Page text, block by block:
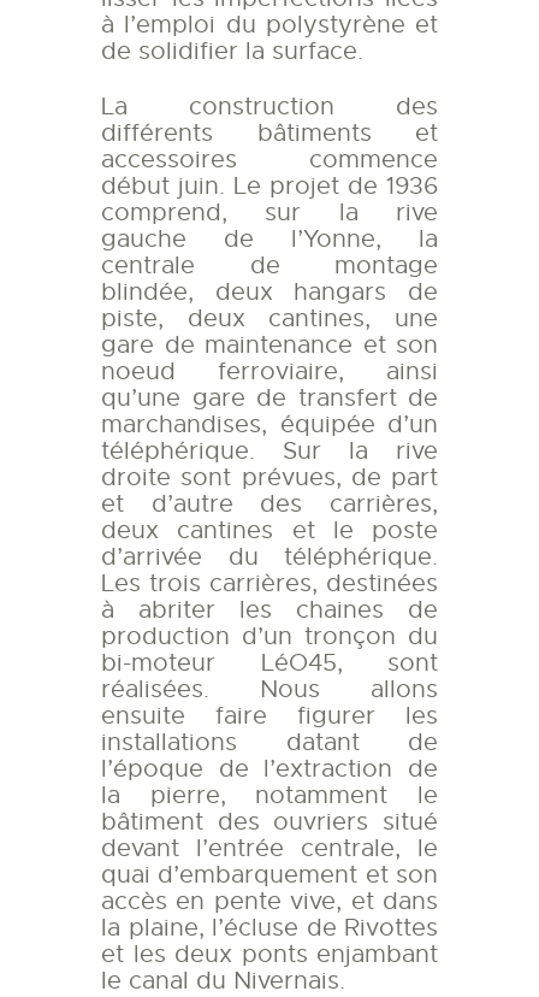
à l’emploi du polystyrène et
de solidifier la surface.
La construction des
différents bâtiments et
accessoires commence
début juin. Le projet de 1936
comprend, sur la rive
gauche de l’Yonne, la
centrale de montage
blindée, deux hangars de
piste, deux cantines, une
gare de maintenance et son
noeud ferroviaire, ainsi
qu’une gare de transfert de
marchandises, équipée d’un
téléphérique. Sur la rive
droite sont prévues, de part
et d’autre des carrières,
deux cantines et le poste
d’arrivée du téléphérique.
Les trois carrières, destinées
à abriter les chaines de
production d’un tronçon du
bi-moteur LéO45, sont
réalisées. Nous allons
ensuite faire figurer les
installations datant de
l’époque de l’extraction de
la pierre, notamment le
bâtiment des ouvriers situé
devant l’entrée centrale, le
quai d’embarquement et son
accès en pente vive, et dans
la plaine, l’écluse de Rivottes
et les deux ponts enjambant
le canal du Nivernais.